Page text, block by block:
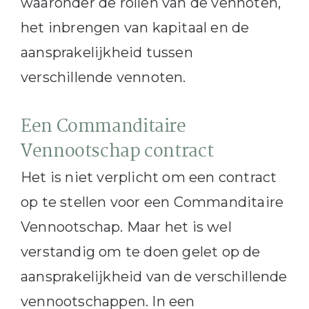
het inbrengen van kapitaal en de
aansprakelijkheid tussen
verschillende vennoten.
Een Commanditaire
Vennootschap contract
Het is niet verplicht om een contract
op te stellen voor een Commanditaire
Vennootschap. Maar het is wel
verstandig om te doen gelet op de
aansprakelijkheid van de verschillende
vennootschappen. In een